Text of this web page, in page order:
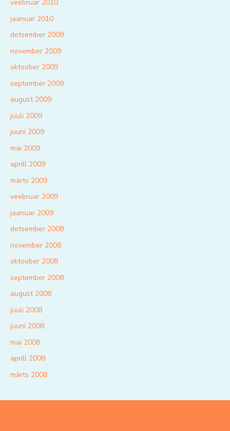
veebruar 2010
jaanuar 2010
detsember 2009
november 2009
oktoober 2009
september 2009
august 2009
juuli 2009
juuni 2009
mai 2009
aprill 2009
märts 2009
veebruar 2009
jaanuar 2009
detsember 2008
november 2008
oktoober 2008
september 2008
august 2008
juuli 2008
juuni 2008
mai 2008
aprill 2008
märts 2008